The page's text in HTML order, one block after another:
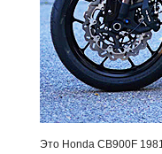
Это Honda CB900F